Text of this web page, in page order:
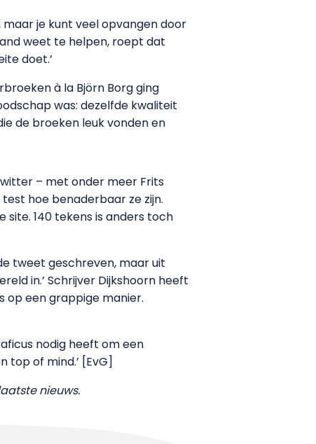
je kunt veel opvangen door
weet te helpen, roept dat
doet.’
à la Björn Borg ging
was: dezelfde kwaliteit
de broeken leuk vonden en
– met onder meer Frits
hoe benaderbaar ze zijn.
site. 140 tekens is anders toch
tweet geschreven, maar uit
in.’ Schrijver Dijkshoorn heeft
op een grappige manier.
nodig heeft om een
top of mind.’ [EvG]
nieuws.